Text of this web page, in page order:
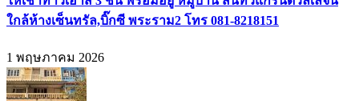
ใกล้ห้างเซ็นทรัล,บิ๊กซี พระราม2 โทร 081-8218151
1 พฤษภาคม 2026